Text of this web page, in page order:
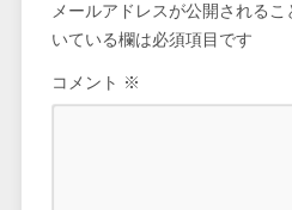
メールアドレスが公開されるこ
いている欄は必須項目です
コメント ※